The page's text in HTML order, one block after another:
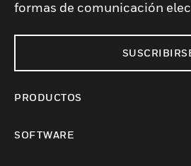
formas de comunicación
PRODUCTOS
SOFTWARE